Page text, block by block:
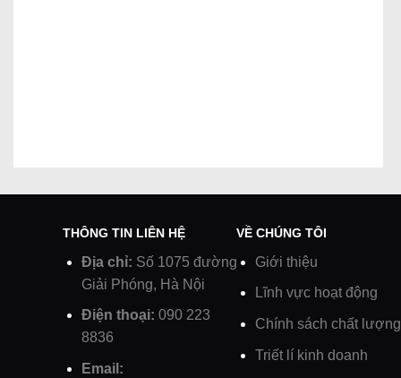
THÔNG TIN LIÊN HỆ
Địa chỉ: Số 1075 đường
Giải Phóng, Hà Nội
Điện thoại: 090 223
8836
Email:
VỀ CHÚNG TÔI
Giới thiệu
Lĩnh vực hoạt động
Chính sách chất lượng
Triết lí kinh doanh